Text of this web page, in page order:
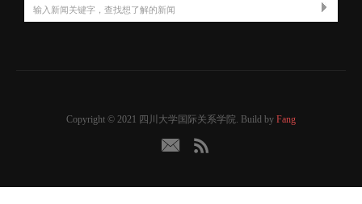
Copyright © 2021 四川大学国际关系学院. Build by Fang